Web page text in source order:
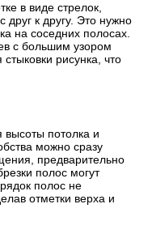
в виде стрелок,
к другу. Это нужно
на соседних полосах.
с большим узором
рисунка, что
высоты потолка и
можно сразу
предварительно
полос могут
полос не
отметки верха и